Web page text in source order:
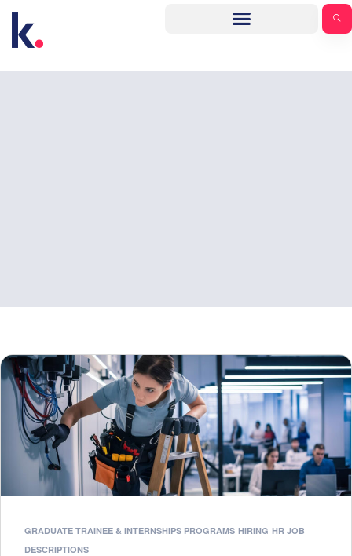
GRADUATE TRAINEE & INTERNSHIPS PROGRAMS HIRING HR JOB
DESCRIPTIONS